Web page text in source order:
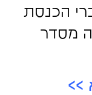
הכנסת
מסדר
>>